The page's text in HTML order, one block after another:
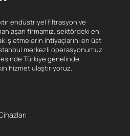
endüstriyel filtrasyon ve
firmamız, sektördeki en
işletmelerin ihtiyaçlarını en üst
merkezli operasyonumuz
Türkiye genelinde
hizmet ulaştırıyoruz.